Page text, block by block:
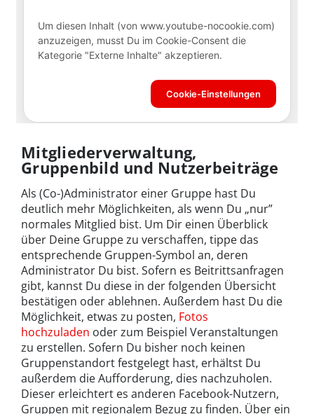
Mitgliederverwaltung,
Gruppenbild und Nutzerbeiträge
Als (Co-)Administrator einer Gruppe hast Du
deutlich mehr Möglichkeiten, als wenn Du „nur”
normales Mitglied bist. Um Dir einen Überblick
über Deine Gruppe zu verschaffen, tippe das
entsprechende Gruppen-Symbol an, deren
Administrator Du bist. Sofern es Beitrittsanfragen
gibt, kannst Du diese in der folgenden Übersicht
bestätigen oder ablehnen. Außerdem hast Du die
Möglichkeit, etwas zu posten, Fotos
hochzuladen oder zum Beispiel Veranstaltungen
zu erstellen. Sofern Du bisher noch keinen
Gruppenstandort festgelegt hast, erhältst Du
außerdem die Aufforderung, dies nachzuholen.
Dieser erleichtert es anderen Facebook-Nutzern,
Gruppen mit regionalem Bezug zu finden. Über ein